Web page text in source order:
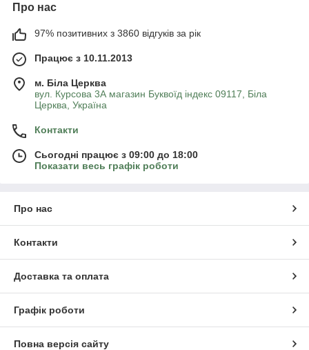
Про нас
97% позитивних з 3860 відгуків за рік
Працює з 10.11.2013
м. Біла Церква
вул. Курсова 3А магазин Буквоїд індекс 09117, Біла
Церква, Україна
Контакти
Сьогодні працює з 09:00 до 18:00
Показати весь графік роботи
Про нас
Контакти
Доставка та оплата
Графік роботи
Повна версія сайту